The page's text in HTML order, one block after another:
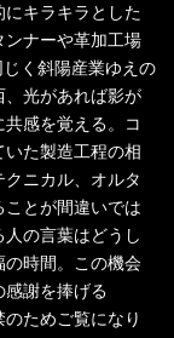
キラキラとした
ンナーや革加工場
く斜陽産業ゆえの
、光があれば影が
感を覚える。コ
た製造工程の相
ニカル、オルタ
とが間違いでは
の言葉はどうし
の時間。この機会
感謝を捧げる
ためご覧になり